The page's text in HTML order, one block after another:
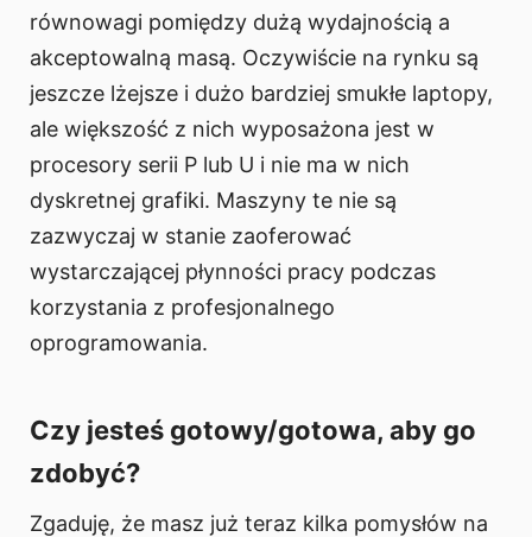
równowagi pomiędzy dużą wydajnością a
akceptowalną masą. Oczywiście na rynku są
jeszcze lżejsze i dużo bardziej smukłe laptopy,
ale większość z nich wyposażona jest w
procesory serii P lub U i nie ma w nich
dyskretnej grafiki. Maszyny te nie są
zazwyczaj w stanie zaoferować
wystarczającej płynności pracy podczas
korzystania z profesjonalnego
oprogramowania.
Czy jesteś gotowy/gotowa, aby go
zdobyć?
Zgaduję, że masz już teraz kilka pomysłów na